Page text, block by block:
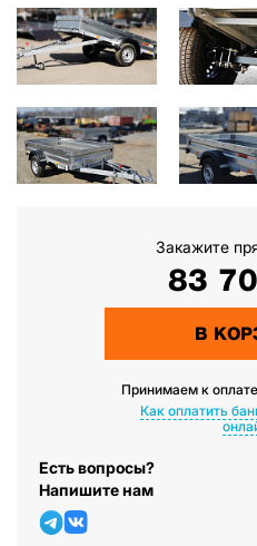
Закажите
83
В
Принимаем к оплате
Как оплатить
Есть вопросы?
Напишите нам